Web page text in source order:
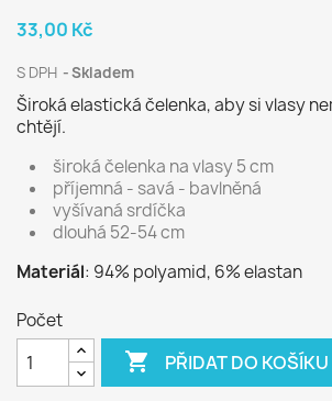
33,00 Kč
S DPH Skladem
Široká elastická čelenka, aby si vlasy
chtějí.
široká čelenka na vlasy 5 cm
příjemná - savá - bavlněná
vyšívaná srdíčka
dlouhá 52-54 cm
Materiál: 94% polyamid, 6% elastan
Počet
 PŘIDAT DO KOŠÍKU